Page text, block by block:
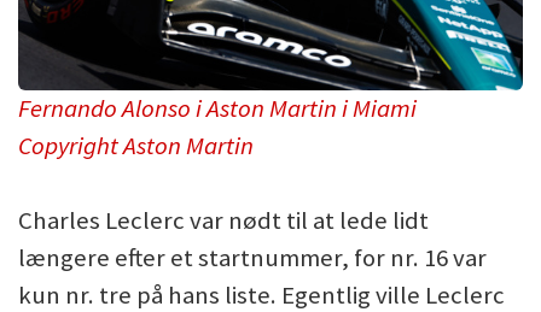
Fernando Alonso i Aston Martin i Miami
Copyright Aston Martin
Charles Leclerc var nødt til at lede lidt
længere efter et startnummer, for nr. 16 var
kun nr. tre på hans liste. Egentlig ville Leclerc